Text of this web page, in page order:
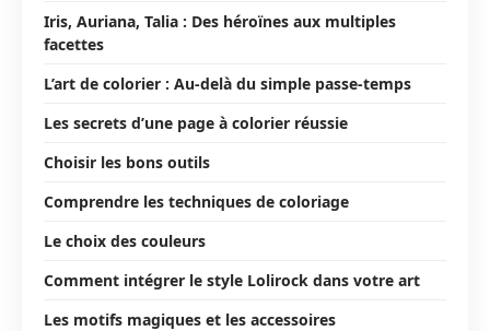
Iris, Auriana, Talia : Des héroïnes aux multiples
facettes
L’art de colorier : Au-delà du simple passe-temps
Les secrets d’une page à colorier réussie
Choisir les bons outils
Comprendre les techniques de coloriage
Le choix des couleurs
Comment intégrer le style Lolirock dans votre art
Les motifs magiques et les accessoires